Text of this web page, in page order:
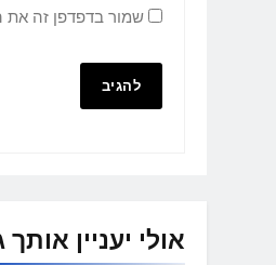
שמור בדפדפן זה את
אולי יעניין אותך